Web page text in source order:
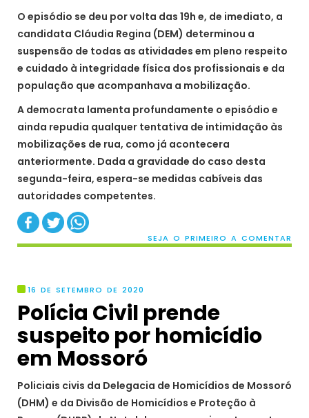
O episódio se deu por volta das 19h e, de imediato, a
candidata Cláudia Regina (DEM) determinou a
suspensão de todas as atividades em pleno respeito
e cuidado à integridade física dos profissionais e da
população que acompanhava a mobilização.
A democrata lamenta profundamente o episódio e
ainda repudia qualquer tentativa de intimidação às
mobilizações de rua, como já acontecera
anteriormente. Dada a gravidade do caso desta
segunda-feira, espera-se medidas cabíveis das
autoridades competentes.
SEJA O PRIMEIRO A COMENTAR
16 DE SETEMBRO DE 2020
Polícia Civil prende
suspeito por homicídio
em Mossoró
Policiais civis da Delegacia de Homicídios de Mossoró
(DHM) e da Divisão de Homicídios e Proteção à